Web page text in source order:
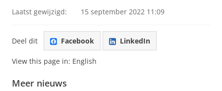
Laatst gewijzigd: 15 september 2022 11:09
Deel dit Facebook LinkedIn
View this page in: English
Meer nieuws